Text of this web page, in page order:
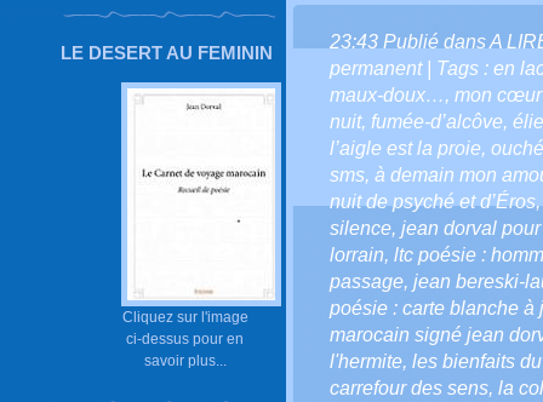
LE DESERT AU FEMININ
Cliquez sur l'image
ci-dessus pour en
savoir plus...
23:43 Publié dansA
permanent| Tags : en
maux-doux…, mon cœur
nuit, fumée-d’alcôve,
l’aigle est la proie,
sms, à demain mon
nuit de psyché et d’Éros
silence, jean dorval
lorrain, ltc poésie :
passage, jean bereski-
poésie : carte blanche à
marocain signé jean
l'hermite, les bienfaits
carrefour des sens, la